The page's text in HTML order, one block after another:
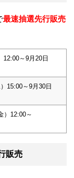
最速抽選先行販売
12:00～9月20日
15:00～9月30日
）12:00～
販売